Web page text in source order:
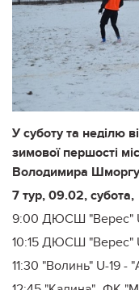
У суботу та неділю
зимової першості
Володимира
7 тур, 09.02, субота,
9:00 ДЮСШ "Верес"
10:15 ДЮСШ "Верес"
11:30 "Волинь" U-19 -